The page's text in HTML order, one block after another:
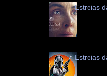
Estreias
Estreias